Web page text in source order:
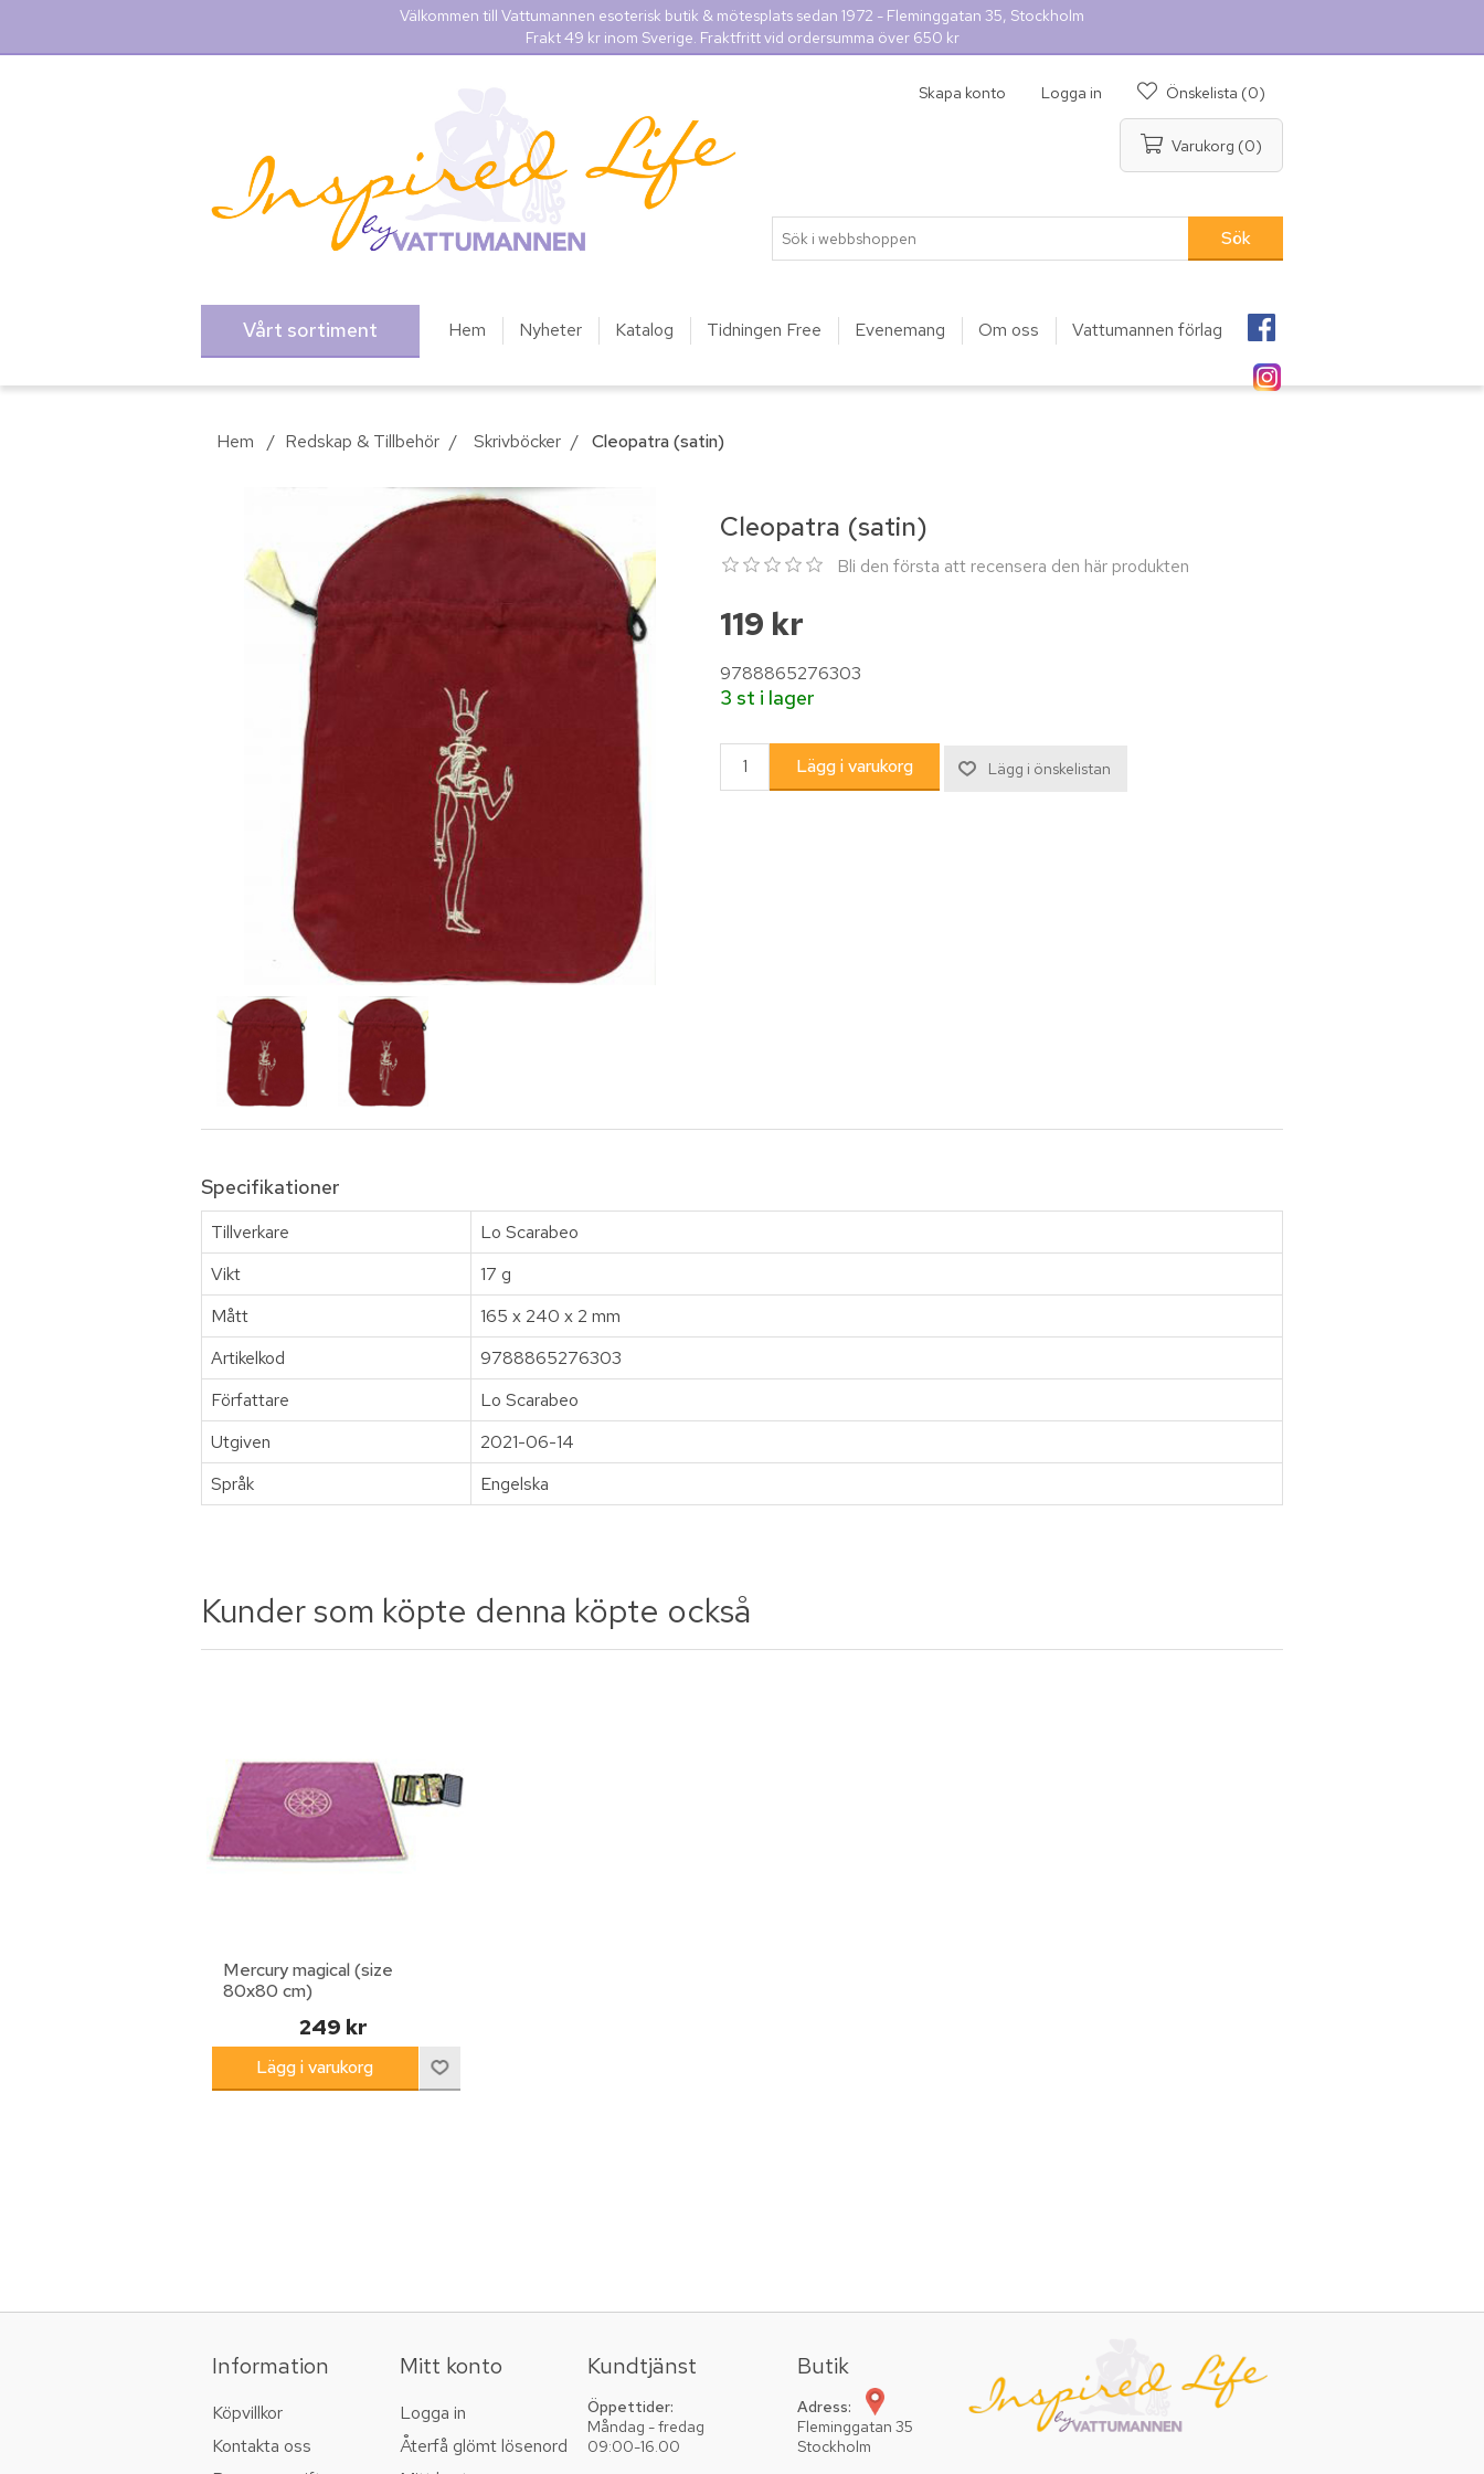
Välkommen till Vattumannen esoterisk butik & mötesplats sedan 1972 - Fleminggatan 35, Stockholm
Frakt 49 kr inom Sverige. Fraktfritt vid ordersumma över 650 kr
Skapa konto Logga in Önskelista (0)
Varukorg (0)
Vårt sortiment Hem Nyheter Katalog Tidningen Free Evenemang Om oss Vattumannen förlag
Hem / Redskap & Tillbehör / Skrivböcker / Cleopatra (satin)
Cleopatra (satin)
Bli den första att recensera den här produkten
119 kr
9788865276303
3 st i lager
Specifikationer
Tillverkare
Lo Scarabeo
Vikt
17 g
Mått
165 x 240 x 2 mm
Artikelkod
9788865276303
Författare
Lo Scarabeo
Utgiven
2021-06-14
Språk
Engelska
Kunder som köpte denna köpte också
Mercury magical (size
80x80 cm)
249 kr
Information
Köpvillkor
Kontakta oss
Mitt konto
Logga in
Återfå glömt lösenord
Kundtjänst
Öppettider:
Måndag - fredag
09:00-16.00
Butik
Adress:
Fleminggatan 35
Stockholm